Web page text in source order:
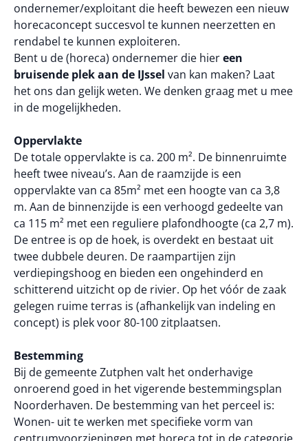
ondernemer/exploitant die heeft bewezen een nieuw
horecaconcept succesvol te kunnen neerzetten en
rendabel te kunnen exploiteren.
Bent u de (horeca) ondernemer die hiereen
bruisende plek aan de IJssel van kan maken? Laat
het ons dan gelijk weten. We denken graag met u mee
in de mogelijkheden.
Oppervlakte
De totale oppervlakte is ca. 200 m². De binnenruimte
heeft twee niveau’s. Aan de raamzijde is een
oppervlakte van ca 85m² met een hoogte van ca 3,8
m. Aan de binnenzijde is een verhoogd gedeelte van
ca 115 m² met een reguliere plafondhoogte (ca 2,7 m).
De entree is op de hoek, is overdekt en bestaat uit
twee dubbele deuren. De raampartijen zijn
verdiepingshoog en bieden een ongehinderd en
schitterend uitzicht op de rivier. Op het vóór de zaak
gelegen ruime terras is (afhankelijk van indeling en
concept) is plek voor 80-100 zitplaatsen.
Bestemming
Bij de gemeente Zutphen valt het onderhavige
onroerend goed in het vigerende bestemmingsplan
Noorderhaven. De bestemming van het perceel is:
Wonen- uit te werken met specifieke vorm van